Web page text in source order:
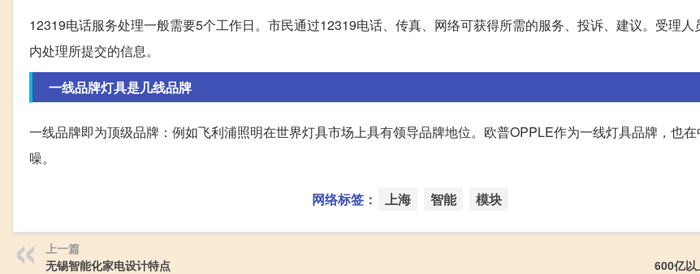
12319电话服务处理一般需要5个工作日。市民通过12319电话、传真、网络可获得所需的服务、投诉、建议。受理人
内处理所提交的信息。
一线品牌灯具是几线品牌
一线品牌即为顶级品牌：例如飞利浦照明在世界灯具市场上具有领导品牌地位。欧普OPPLE作为一线灯具品牌，也
噪。
网络标签： 上海 智能 模块
上一篇
无锡智能化家电设计特点
600亿以